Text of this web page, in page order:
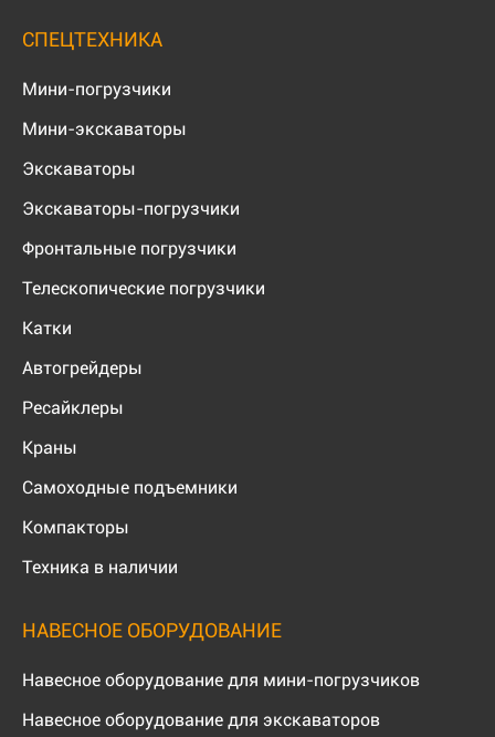
СПЕЦТЕХНИКА
Мини-погрузчики
Мини-экскаваторы
Экскаваторы
Экскаваторы-погрузчики
Фронтальные погрузчики
Телескопические погрузчики
Катки
Автогрейдеры
Ресайклеры
Краны
Самоходные подъемники
Компакторы
Техника в наличии
НАВЕСНОЕ ОБОРУДОВАНИЕ
Навесное оборудование для мини-погрузчиков
Навесное оборудование для экскаваторов